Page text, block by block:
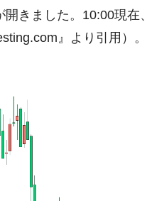
く不動産対策で浅薄な発言。
く」投資に不適格な国だ。
1日当たり1,214.4億ドル」
在明。李在明を支持しない「
クラ政策室長が告発された ⇒
丸刈りになって抗議活動」
きました。10:00現在
』より引用）。